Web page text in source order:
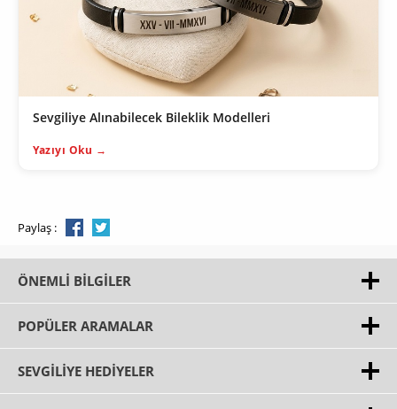
Sevgiliye Alınabilecek Bileklik Modelleri
Yazıyı Oku →
Paylaş :
ÖNEMLI BILGILER
POPÜLER ARAMALAR
SEVGILIYE HEDIYELER